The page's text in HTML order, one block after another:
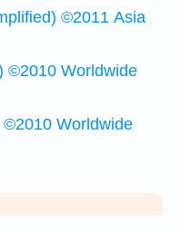
©2011 Asia
©2010 Worldwide
Worldwide